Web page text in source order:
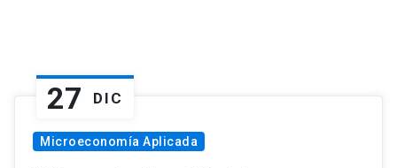
27 DIC
Microeconomía Aplicada